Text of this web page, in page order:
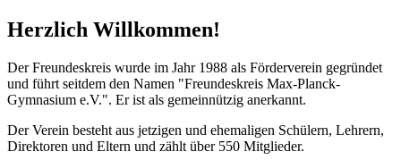
Herzlich Willkommen!
Der Freundeskreis wurde im Jahr 1988 als Förderverein gegründet
und führt seitdem den Namen "Freundeskreis Max-Planck-
Gymnasium e.V.". Er ist als gemeinnützig anerkannt.
Der Verein besteht aus jetzigen und ehemaligen Schülern, Lehrern,
Direktoren und Eltern und zählt über 550 Mitglieder.